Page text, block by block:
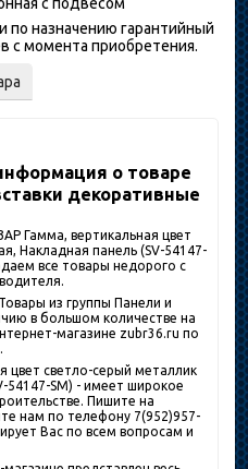
по назначению гарантийный
с момента приобретения.
о товаре
декоративные
Гамма, вертикальная цвет
Накладная панель (SV-54147-
все товары недорого с
из группы Панели и
в большом количестве на
магазине zubr36.ru по
цвет светло-серый металлик
54147-SM) - имеет широкое
Пишите на
нам по телефону 7(952)957-
Вас по всем вопросам и